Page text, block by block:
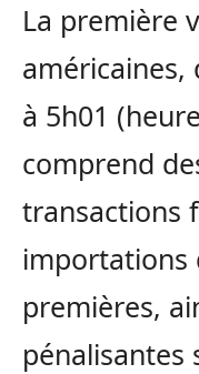
La première
à 5h01
comprend
transactions
importations
premières,
pénalisantes